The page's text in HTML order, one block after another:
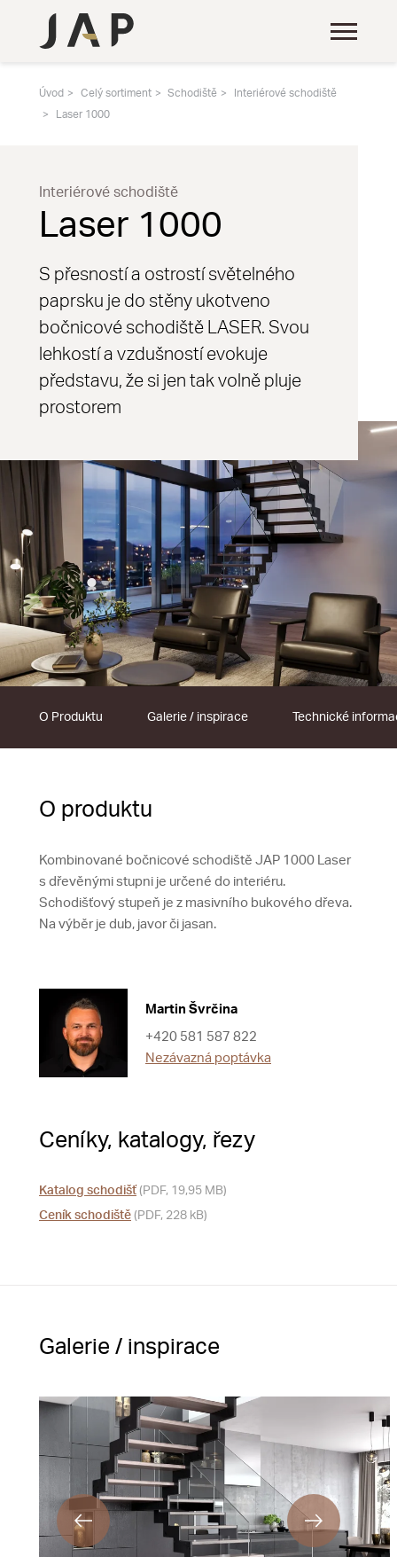
Úvod Celý sortiment Schodiště
Interiérové schodiště
Laser 1000
Interiérové schodiště
Laser 1000
S přesností a ostrostí světelného
paprsku je do stěny ukotveno
bočnicové schodiště LASER. Svou
lehkostí a vzdušností evokuje
představu, že si jen tak volně pluje
prostorem
O Produktu Galerie / inspirace Technické
O produktu
Kombinované bočnicové schodiště JAP 1000 Laser
s dřevěnými stupni je určené do interiéru.
Schodišťový stupeň je z masivního bukového dřeva.
Na výběr je dub, javor či jasan.
Martin Švrčina
+420 581 587 822
Nezávazná poptávka
Ceníky, katalogy, řezy
Katalog schodišť (PDF, 19,95 MB)
Ceník schodiště (PDF, 228 kB)
Galerie / inspirace